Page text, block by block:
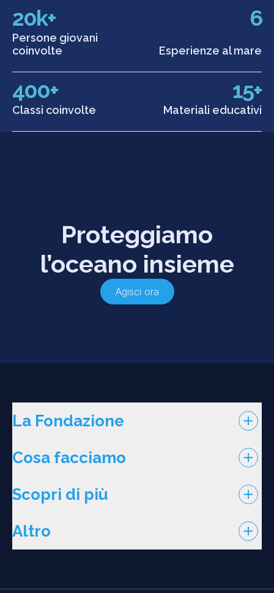
20k+
Persone giovani
coinvolte
6
Esperienze al mare
400+
Classi coinvolte
15+
Materiali educativi
Proteggiamo
l’oceano insieme
Agisci ora
La Fondazione
Cosa facciamo
Scopri di più
Altro